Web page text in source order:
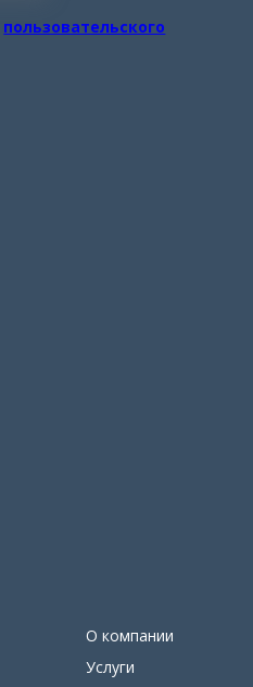
пользовательского
О компании
Услуги